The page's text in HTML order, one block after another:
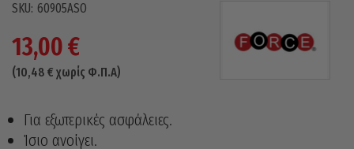
60905ASO
13,00€
(10,48 € χωρίς Φ.Π.Α)
Για εξωτερικές ασφάλειες.
Ίσιο ανοίγει.